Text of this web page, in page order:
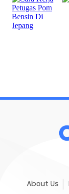
About Us